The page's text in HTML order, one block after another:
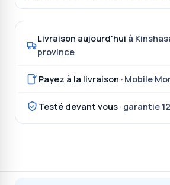
Livraison aujourd'hui à
province
Payez à la livraison · Mobile
Testé devant vous · garantie